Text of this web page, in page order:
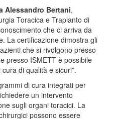
Alessandro Bertani,
Toracica e Trapianto di
che ci arriva da
La certificazione dimostra gli
che si rivolgono presso
presso ISMETT è possibile
di qualità e sicuri”.
di cura integrati per
un intervento
sugli organi toracici. La
possono essere